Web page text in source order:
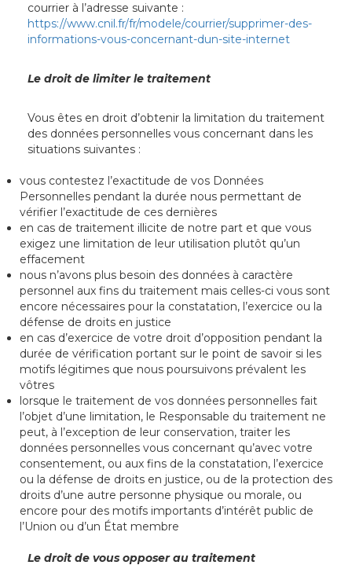
courrier à l’adresse suivante :
https://www.cnil.fr/fr/modele/courrier/supprimer-des-
informations-vous-concernant-dun-site-internet
Le droit de limiter le traitement
Vous êtes en droit d’obtenir la limitation du traitement
des données personnelles vous concernant dans les
situations suivantes :
vous contestez l’exactitude de vos Données
Personnelles pendant la durée nous permettant de
vérifier l’exactitude de ces dernières
en cas de traitement illicite de notre part et que vous
exigez une limitation de leur utilisation plutôt qu’un
effacement
nous n’avons plus besoin des données à caractère
personnel aux fins du traitement mais celles-ci vous sont
encore nécessaires pour la constatation, l’exercice ou la
défense de droits en justice
en cas d’exercice de votre droit d’opposition pendant la
durée de vérification portant sur le point de savoir si les
motifs légitimes que nous poursuivons prévalent les
vôtres
lorsque le traitement de vos données personnelles fait
l’objet d’une limitation, le Responsable du traitement ne
peut, à l’exception de leur conservation, traiter les
données personnelles vous concernant qu’avec votre
consentement, ou aux fins de la constatation, l’exercice
ou la défense de droits en justice, ou de la protection des
droits d’une autre personne physique ou morale, ou
encore pour des motifs importants d’intérêt public de
l’Union ou d’un État membre
Le droit de vous opposer au traitement